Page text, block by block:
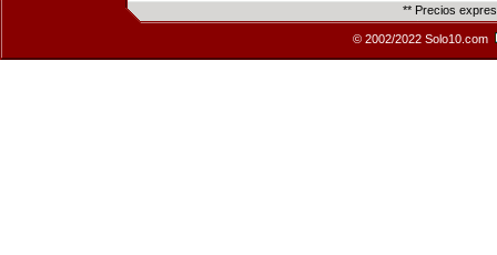
** Precios
© 2002/2022 Solo10.com